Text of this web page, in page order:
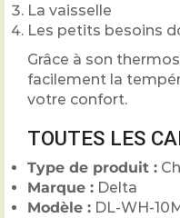
La vaisselle
Les petits besoins
Grâce à son
facilement la
votre confort.
TOUTES LES
Type de produit :
Marque : Delta
Modèle : DL-WH-